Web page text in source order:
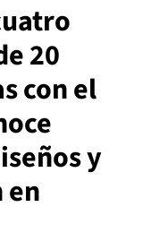
20
con el
y